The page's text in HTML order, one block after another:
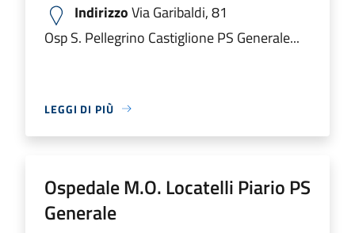
IndirizzoVia Garibaldi, 81
Osp S. Pellegrino Castiglione PS Generale...
LEGGI DI PIÙ
Ospedale M.O. Locatelli Piario PS
Generale